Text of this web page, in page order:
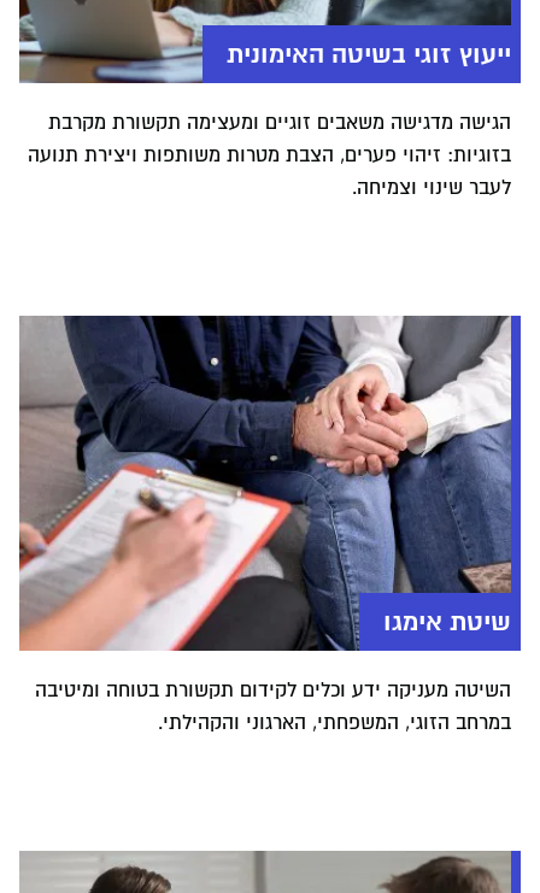
בחירה נוספת: שיטת אימגו או CBT.
הלימודים בתכנית מספקים גוף ידע עשיר ויציב, פרספקטיבות
מגוונות ואוסף רחב של כלים יישומיים. אלו יאפשרו לבוגרים
לעצב זהות מקצועית ייחודית וגמישה, המתאימה לאפיקים
חוויית הלימודים משלבת קורסי מליאה, קורסים סדנאיים
בקבוצות קטנות, התנסות מעשית, סימולציות ואירועי שיא של
למידה קהילתית: ימי עיון, הרצאות העשרה ומפגשי השראה
בנושאים מגוונים.
הלימודים מתקיימים בסביבה מקצועית חיה, המאפשרת
התנסות, שיח ולמידה מתוך מציאות אמיתית של עבודה עם
משפחות. התכנית מובילה את הלומדים והלומדות בתהליך
משמעותי של התפתחות אישית, אקדמית ומקצועית.
ייעוץ זוגי בשיטה האימונית
הגישה מדגישה משאבים זוגיים ומעצימה תקשורת מקרבת
בזוגיות: זיהוי פערים, הצבת מטרות משותפות ויצירת תנועה
לעבר שינוי וצמיחה.
שיטת אימגו
השיטה מעניקה ידע וכלים לקידום תקשורת בטוחה ומיטיבה
במרחב הזוגי, המשפחתי, הארגוני והקהילתי.